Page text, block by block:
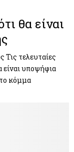
θα είναι
τελευταίες
είναι υποψήφια
κόμμα